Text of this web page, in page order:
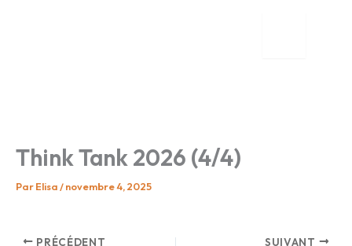
Think Tank 2026 (4/4)
ParElisa /novembre 4, 2025
PRÉCÉDENT SUIVANT